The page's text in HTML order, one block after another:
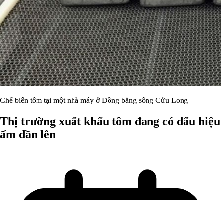
Chế biến tôm tại một nhà máy ở Đồng bằng sông Cửu Long
Thị trường xuất khẩu tôm đang có dấu hiệu
ấm dần lên